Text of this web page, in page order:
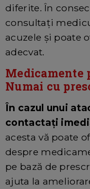
diferite. În
consultați
acuzele și poate
adecvat.
Medicamente
Numai cu
În cazul unui
contactați
acesta vă poate
despre
pe bază de
ajuta la